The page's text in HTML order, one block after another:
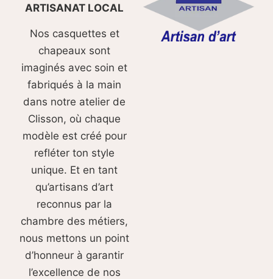
ARTISANAT LOCAL
Nos casquettes et
chapeaux sont
imaginés avec soin et
fabriqués à la main
dans notre atelier de
Clisson, où chaque
modèle est créé pour
refléter ton style
unique. Et en tant
qu’artisans d’art
reconnus par la
chambre des métiers,
nous mettons un point
d’honneur à garantir
l’excellence de nos